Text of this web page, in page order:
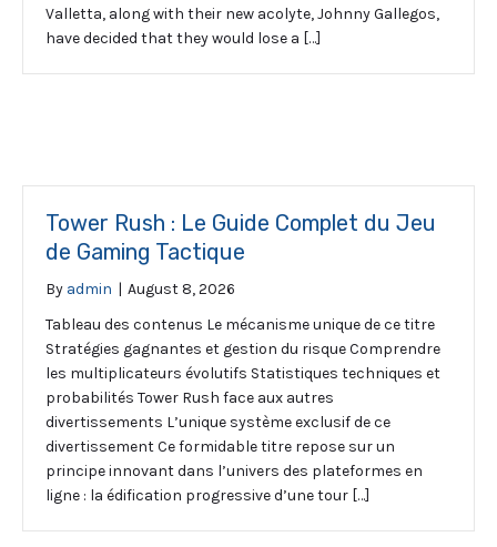
Valletta, along with their new acolyte, Johnny Gallegos,
have decided that they would lose a […]
Tower Rush : Le Guide Complet du Jeu
de Gaming Tactique
By admin | August 8, 2026
Tableau des contenus Le mécanisme unique de ce titre
Stratégies gagnantes et gestion du risque Comprendre
les multiplicateurs évolutifs Statistiques techniques et
probabilités Tower Rush face aux autres
divertissements L’unique système exclusif de ce
divertissement Ce formidable titre repose sur un
principe innovant dans l’univers des plateformes en
ligne : la édification progressive d’une tour […]